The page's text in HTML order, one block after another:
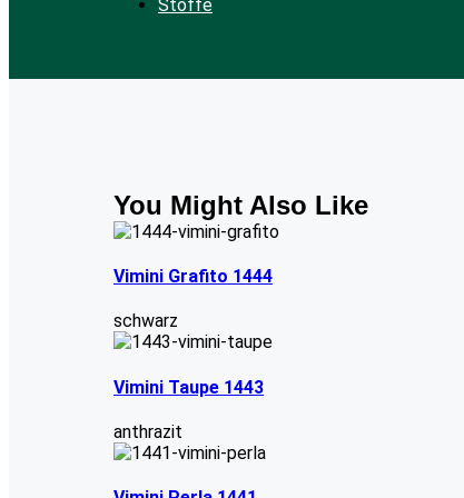
Stoffe
You Might Also Like
Vimini Grafito 1444
schwarz
Vimini Taupe 1443
anthrazit